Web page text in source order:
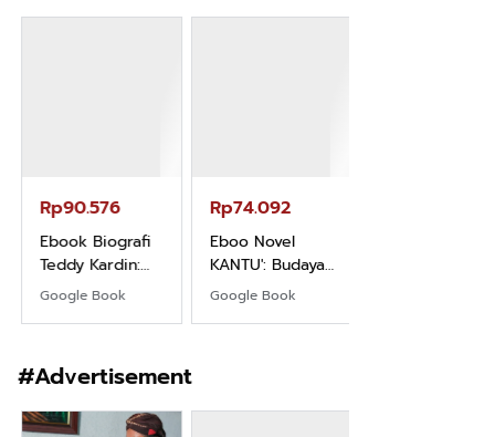
Rp90.576
Ebook Biografi
Teddy Kardin:
The Shadow
Khight |
Google Book
Rp74.092
Eboo Novel
KANTU': Budaya
Suku Dayak
Borneo
Google Book
#Advertisement